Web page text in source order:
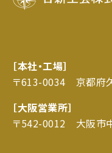
［本社・工場］
〒613-0034 京都府
［大阪営業所］
〒542-0012 大阪市